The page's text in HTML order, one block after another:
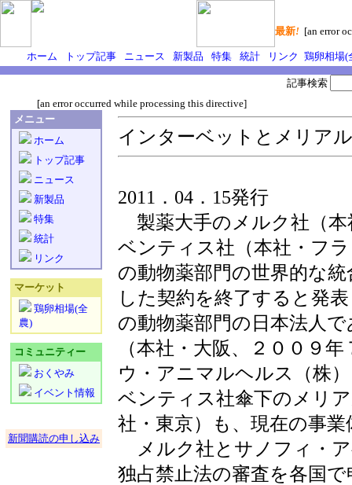
最新! [an error
ホーム トップ記事 ニュース 新製品 特集 統計 リンク 鶏卵相場(
[an error occurred while processing this directive]
記事検索
メニュー
ホーム
トップ記事
ニュース
新製品
特集
統計
リンク
マーケット
鶏卵相場(全
農)
コミュニティー
おくやみ
イベント情報
新聞購読の申し込み
インターベットとメリア
2011．04．15発行
製薬大手のメルク社（
ベンティス社（本社・フ
の動物薬部門の世界的な
した契約を終了すると発
の動物薬部門の日本法人
（本社・大阪、２００９
ウ・アニマルヘルス（株
ベンティス社傘下のメリ
社・東京）も、現在の事
メルク社とサノフィ・
独占禁止法の審査を各国